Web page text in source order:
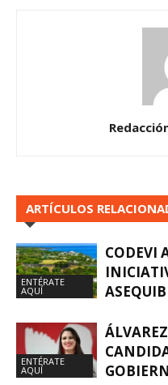
ARTÍCULOS
ENTÉRATE
AQUÍ
CODEVI
ENTÉRATE
AQUÍ